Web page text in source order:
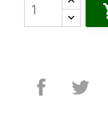
Compartir